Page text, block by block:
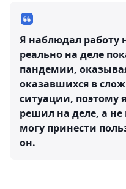
Я наблюдал работу
реально на деле
пандемии,
оказавшихся в
ситуации, поэтому
решил на деле, а не
могу принести
он.